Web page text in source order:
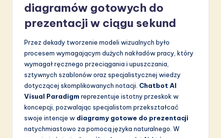
in
A
diagramów gotowych do
prezentacji w ciągu sekund
Przez dekady tworzenie modeli wizualnych było
procesem wymagającym dużych nakładów pracy, który
wymagał ręcznego przeciągania i upuszczania,
sztywnych szablonów oraz specjalistycznej wiedzy
dotyczącej skomplikowanych notacji. Chatbot AI
Visual Paradigm reprezentuje istotny przeskok w
koncepcji, pozwalając specjalistom przekształcać
swoje intencje w diagramy gotowe do prezentacji
natychmiastowo za pomocą języka naturalnego. W